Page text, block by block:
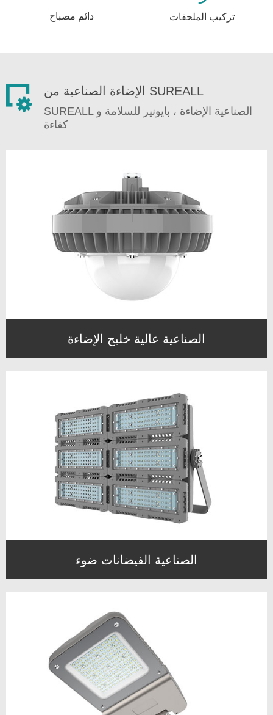
دائم مصباح تركيب الملحقات
الإضاءة الصناعية من SUREALL
SUREALL الصناعية الإضاءة ، بايونير للسلامة و
كفاءة
الصناعية عالية خليج الإضاءة
الصناعية الفيضانات ضوء